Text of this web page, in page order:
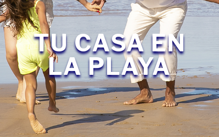
TU CASA EN
LA PLAYA